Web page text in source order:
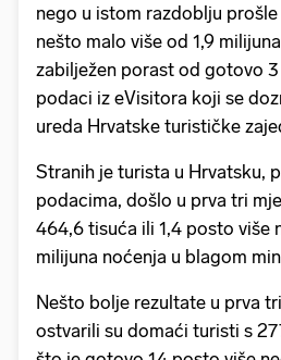
nego u istom razdoblju
nešto malo više od 1,9
zabilježen porast od gotovo
podaci iz eVisitora koji se
ureda Hrvatske turističke
Stranih je turista u Hrvatsku,
podacima, došlo u prva tri
464,6 tisuća ili 1,4 posto više
milijuna noćenja u blagom
Nešto bolje rezultate u prva
ostvarili su domaći turisti s